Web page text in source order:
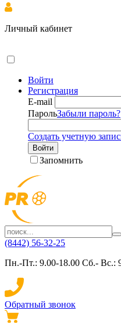
Личный кабинет
Войти
Регистрация
E-mail
ПарольЗабыли пароль?
Создать учетную
Войти
Запомнить
(8442) 56-32-25
Пн.-Пт.: 9.00-18.00 Сб.- Вс.:
Обратный звонок